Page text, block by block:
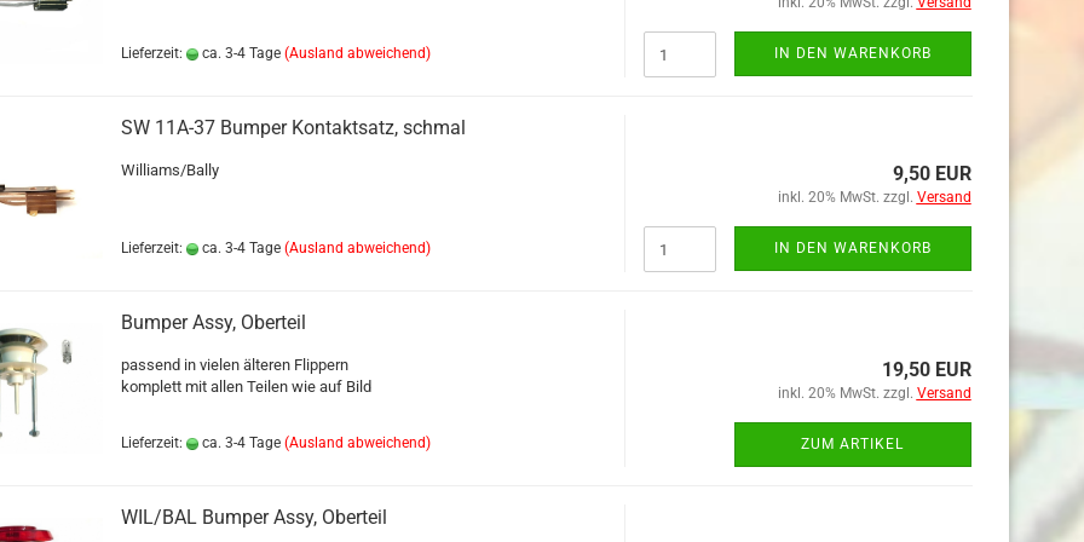
Lieferzeit: ca. 3-4 Tage (Ausland abweichend) IN DEN WARENKORB
SW 11A-37 Bumper Kontaktsatz, schmal
Williams/Bally
Lieferzeit: ca. 3-4 Tage (Ausland abweichend)
9,50 EUR
inkl. 20% MwSt. zzgl. Versand
IN DEN WARENKORB
Bumper Assy, Oberteil
passend in vielen älteren Flippern
komplett mit allen Teilen wie auf Bild
Lieferzeit: ca. 3-4 Tage (Ausland abweichend)
19,50 EUR
inkl. 20% MwSt. zzgl. Versand
ZUM ARTIKEL
WIL/BAL Bumper Assy, Oberteil